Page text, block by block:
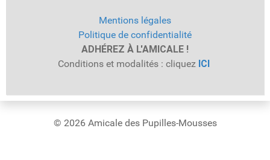
Mentions légales
Politique de confidentialité
ADHÉREZ À L'AMICALE !
Conditions et modalités : cliquez ICI
© 2026 Amicale des Pupilles-Mousses